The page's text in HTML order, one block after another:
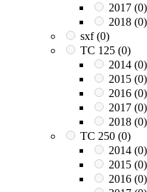
2017 (0)
2018 (0)
sxf(0)
TC 125 (0)
2014 (0)
2015 (0)
2016 (0)
2017 (0)
2018 (0)
TC 250 (0)
2014 (0)
2015 (0)
2016 (0)